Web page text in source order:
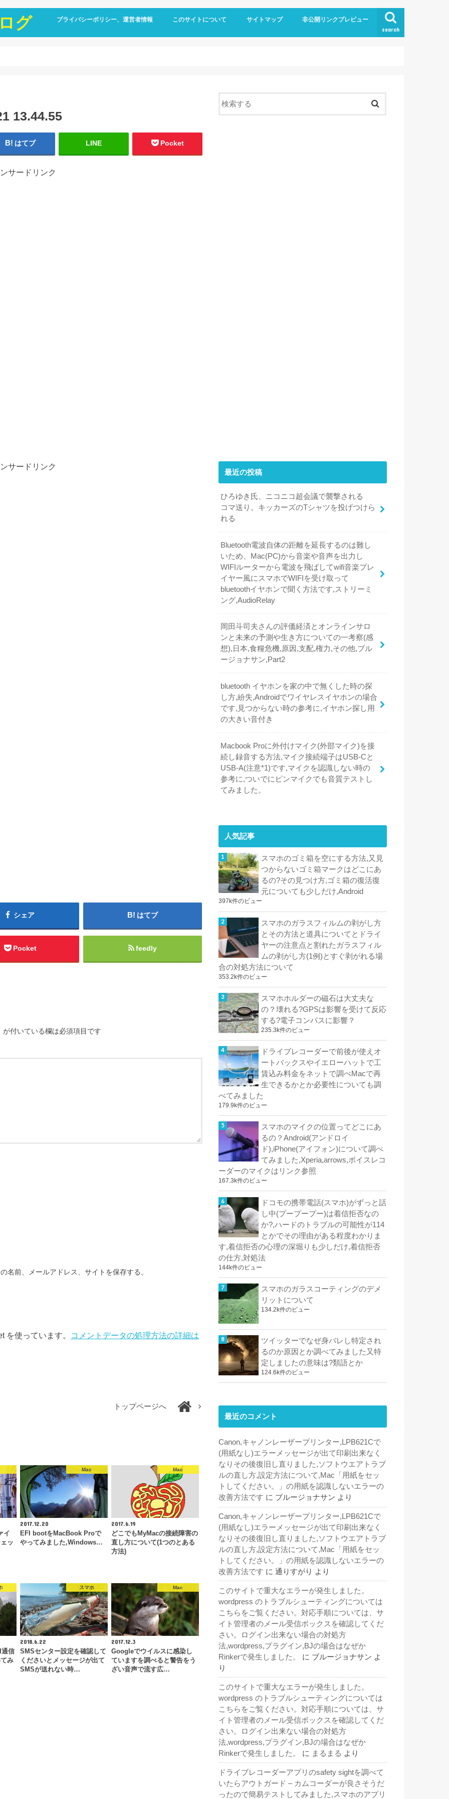
グ search
プライバシーポリシー、運営者情報 このサイトについて サイトマップ 非公開リンクプレビュー
13.44.55
はてブ LINE Pocket
サードリンク
サードリンク
シェア はてブ
Pocket feedly
が付いている欄は必須項目です
名前、メールアドレス、サイトを保存する。
を使っています。 コメントデータの処理方法の詳細は
トップページへ
イ
ッ
Mac
2017.12.20
EFI bootをMacBook Proで
やってみました,Windows…
Mac
2017.6.19
どこでもMyMacの接続障害の
直し方について(1つのとある
方法)
通信
み
スマホ
2018.6.22
SMSセンター設定を確認して
くださいとメッセージが出て
SMSが送れない時…
Mac
2017.12.3
Googleでウイルスに感染し
ていますを調べると警告をう
ざい音声で流す広…
最近の投稿
ひろゆき氏、ニコニコ超会議で襲撃される
コマ送り。キッカーズのTシャツを投げつけら
れる
Bluetooth電波自体の距離を延長するのは難し
いため、Mac(PC)から音楽や音声を出力し
WIFIルーターから電波を飛ばしてwifi音楽プレ
イヤー風にスマホでWIFIを受け取って
bluetoothイヤホンで聞く方法です,ストリーミ
ング,AudioRelay
岡田斗司夫さんの評価経済とオンラインサロ
ンと未来の予測や生き方についての一考察(感
想),日本,食糧危機,原因,支配,権力,その他,ブル
ージョナサン,Part2
bluetooth イヤホンを家の中で無くした時の探
し方,紛失,Androidでワイヤレスイヤホンの場合
です,見つからない時の参考に,イヤホン探し用
の大きい音付き
Macbook Proに外付けマイク(外部マイク)を接
続し録音する方法,マイク接続端子はUSB-Cと
USB-A(注意*1)です,マイクを認識しない時の
参考に,ついでにピンマイクでも音質テストし
てみました。
人気記事
スマホのゴミ箱を空にする方法,又見
つからないゴミ箱マークはどこにあ
るの?その見つけ方,ゴミ箱の復活復
元についても少しだけ,Android
397k件のビュー
スマホのガラスフィルムの剥がし方
とその方法と道具についてとドライ
ヤーの注意点と割れたガラスフィル
ムの剥がし方(1例)とすぐ剥がれる場
合の対処方法について
353.2k件のビュー
スマホホルダーの磁石は大丈夫な
の？壊れる?GPSは影響を受けて反応
する?電子コンパスに影響？
235.3k件のビュー
ドライブレコーダーで前後が使えオ
ートバックスやイエローハットで工
賃込み料金をネットで調べMacで再
生できるかとか必要性についても調
べてみました
179.9k件のビュー
スマホのマイクの位置ってどこにあ
るの？Android(アンドロイ
ド),iPhone(アイフォン)について調べ
てみました,Xperia,arrows,ボイスレコ
ーダーのマイクはリンク参照
167.3k件のビュー
ドコモの携帯電話(スマホ)がずっと話
し中(プープープー)は着信拒否なの
か?,ハードのトラブルの可能性が114
とかでその理由がある程度わかりま
す,着信拒否の心理の深堀りも少しだけ,着信拒否
の仕方,対処法
144k件のビュー
スマホのガラスコーティングのデメ
リットについて
134.2k件のビュー
ツイッターでなぜ身バレし特定され
るのか原因とか調べてみました又特
定しましたの意味は?類語とか
124.6k件のビュー
最近のコメント
Canon,キャノンレーザープリンター,LPB621Cで
(用紙なし)エラーメッセージが出て印刷出来なく
なりその後復旧し直りました,ソフトウエアトラブ
ルの直し方,設定方法について,Mac「用紙をセッ
トしてください。」の用紙を認識しないエラーの
改善方法です に ブルージョナサン より
Canon,キャノンレーザープリンター,LPB621Cで
(用紙なし)エラーメッセージが出て印刷出来なく
なりその後復旧し直りました,ソフトウエアトラブ
ルの直し方,設定方法について,Mac「用紙をセッ
トしてください。」の用紙を認識しないエラーの
改善方法です に 通りすがり より
このサイトで重大なエラーが発生しました。
wordpress のトラブルシューティングについては
こちらをご覧ください。対応手順については、サ
イト管理者のメール受信ボックスを確認してくだ
さい。ログイン出来ない場合の対処方
法,wordpress,プラグイン,BJの場合はなぜか
Rinkerで発生しました。
に ブルージョナサン よ
り
このサイトで重大なエラーが発生しました。
wordpress のトラブルシューティングについては
こちらをご覧ください。対応手順については、サ
イト管理者のメール受信ボックスを確認してくだ
さい。ログイン出来ない場合の対処方
法,wordpress,プラグイン,BJの場合はなぜか
Rinkerで発生しました。
に まるまる より
ドライブレコーダーアプリのsafety sightを調べて
いたらアウトガード – カムコーダーが良さそうだ
ったので簡易テストしてみました,スマホのアプリ